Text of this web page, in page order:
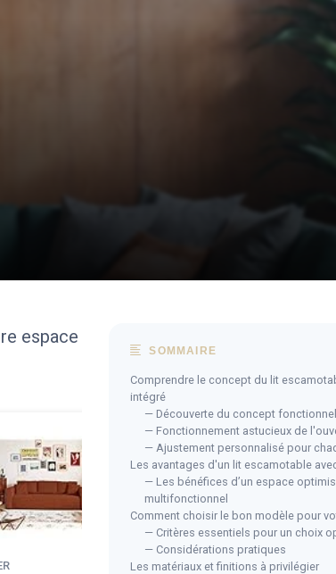
espace
IMAGO FACTORY
SOMMAIRE
Comprendre le concept du lit
intégré
— Découverte du concept fonctionnel
— Fonctionnement astucieux de
— Ajustement personnalisé pour
Les avantages d'un lit escamotable
— Les bénéfices d’un espace
multifonctionnel
Comment choisir le bon modèle pour
— Critères essentiels pour un choix
— Considérations pratiques
Les matériaux et finitions à privilégier